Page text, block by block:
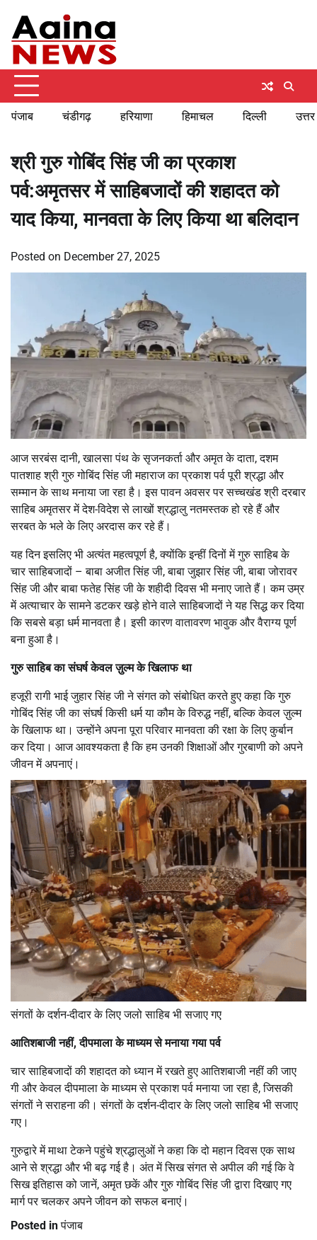
content
पंजाब चंडीगढ़ हरियाणा हिमाचल दिल्ली
श्री गुरु गोबिंद सिंह जी का प्रकाश
पर्व:अमृतसर में साहिबजादों की शहादत को
याद किया, मानवता के लिए किया था बलिदान
Posted on December 27, 2025
आज सरबंस दानी, खालसा पंथ के सृजनकर्ता और अमृत के दाता, दशम
पातशाह श्री गुरु गोबिंद सिंह जी महाराज का प्रकाश पर्व पूरी श्रद्धा और
सम्मान के साथ मनाया जा रहा है। इस पावन अवसर पर सच्चखंड श्री दरबार
साहिब अमृतसर में देश-विदेश से लाखों श्रद्धालु नतमस्तक हो रहे हैं और
सरबत के भले के लिए अरदास कर रहे हैं।
यह दिन इसलिए भी अत्यंत महत्वपूर्ण है, क्योंकि इन्हीं दिनों में गुरु साहिब के
चार साहिबजादों – बाबा अजीत सिंह जी, बाबा जुझार सिंह जी, बाबा जोरावर
सिंह जी और बाबा फतेह सिंह जी के शहीदी दिवस भी मनाए जाते हैं। कम उम्र
में अत्याचार के सामने डटकर खड़े होने वाले साहिबजादों ने यह सिद्ध कर दिया
कि सबसे बड़ा धर्म मानवता है। इसी कारण वातावरण भावुक और वैराग्य पूर्ण
बना हुआ है।
गुरु साहिब का संघर्ष केवल ज़ुल्म के खिलाफ था
हजूरी रागी भाई जुहार सिंह जी ने संगत को संबोधित करते हुए कहा कि गुरु
गोबिंद सिंह जी का संघर्ष किसी धर्म या कौम के विरुद्ध नहीं, बल्कि केवल ज़ुल्म
के खिलाफ था। उन्होंने अपना पूरा परिवार मानवता की रक्षा के लिए कुर्बान
कर दिया। आज आवश्यकता है कि हम उनकी शिक्षाओं और गुरबाणी को अपने
जीवन में अपनाएं।
संगतों के दर्शन-दीदार के लिए जलो साहिब भी सजाए गए
आतिशबाजी नहीं, दीपमाला के माध्यम से मनाया गया पर्व
चार साहिबजादों की शहादत को ध्यान में रखते हुए आतिशबाजी नहीं की जाए
गी और केवल दीपमाला के माध्यम से प्रकाश पर्व मनाया जा रहा है, जिसकी
संगतों ने सराहना की। संगतों के दर्शन-दीदार के लिए जलो साहिब भी सजाए
गए।
गुरुद्वारे में माथा टेकने पहुंचे श्रद्धालुओं ने कहा कि दो महान दिवस एक साथ
आने से श्रद्धा और भी बढ़ गई है। अंत में सिख संगत से अपील की गई कि वे
सिख इतिहास को जानें, अमृत छकें और गुरु गोबिंद सिंह जी द्वारा दिखाए गए
मार्ग पर चलकर अपने जीवन को सफल बनाएं।
Posted inपंजाब